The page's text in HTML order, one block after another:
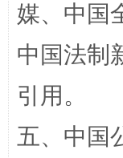
网上购
媒、中国
中国法制
引用。
五、中国